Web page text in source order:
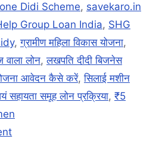
Didi Scheme, savekaro.in
Group Loan India, SHG
,ग्रामीण महिला विकास योजना,
वाला लोन,लखपति दीदी बिजनेस
आवेदन कैसे करें,सिलाई मशीन
सहायता समूह लोन प्रक्रिया, ₹5